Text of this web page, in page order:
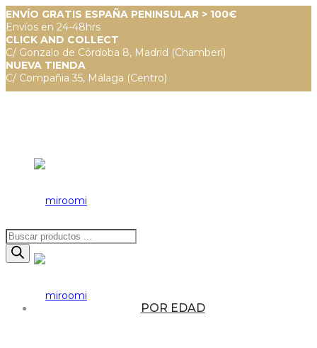
ENVÍO GRATIS ESPAÑA PENINSULAR > 100€
Envíos en 24-48hrs
CLICK AND COLLECT
C/ Gonzalo de Córdoba 8, Madrid (Chamberí)
NUEVA TIENDA
C/ Compañia 35, Málaga (Centro)
Búsqueda
de
productos
POR EDAD